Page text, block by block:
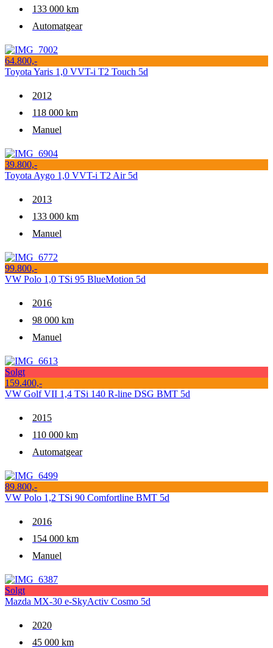
133 000 km
Automatgear
64.800,-
Toyota Yaris 1,0 VVT-i T2 Touch 5d
2012
118 000 km
Manuel
39.800,-
Toyota Aygo 1,0 VVT-i T2 Air 5d
2013
133 000 km
Manuel
99.800,-
VW Polo 1,0 TSi 95 BlueMotion 5d
2016
98 000 km
Manuel
Solgt
159.400,-
VW Golf VII 1,4 TSi 140 R-line DSG BMT 5d
2015
110 000 km
Automatgear
89.800,-
VW Polo 1,2 TSi 90 Comfortline BMT 5d
2016
154 000 km
Manuel
Solgt
Mazda MX-30 e-SkyActiv Cosmo 5d
2020
45 000 km